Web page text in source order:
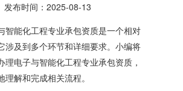
发布时间：2025-08-13
能化工程专业承包资质是一个相对
涉及到多个环节和详细要求。小编将
理电子与智能化工程专业承包资质，
理解和完成相关流程。